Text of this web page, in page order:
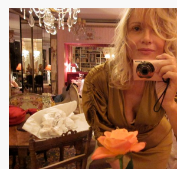
Berlin"), premier concert avec
de JACQUES DUVALL, musique
avec ALEXANDRE WETTER :
(2016) de DR JOHN COOPER
BENJAMIN SIKSOU dans "LES
FRANCE le 7 decembre 2019 au